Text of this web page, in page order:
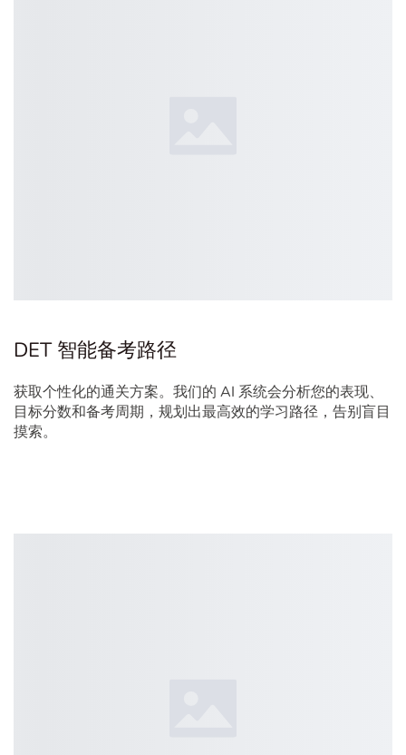
DET 智能备考路径
获取个性化的通关方案。我们的 AI 系统会分析您的表现、
目标分数和备考周期，规划出最高效的学习路径，告别盲目
摸索。